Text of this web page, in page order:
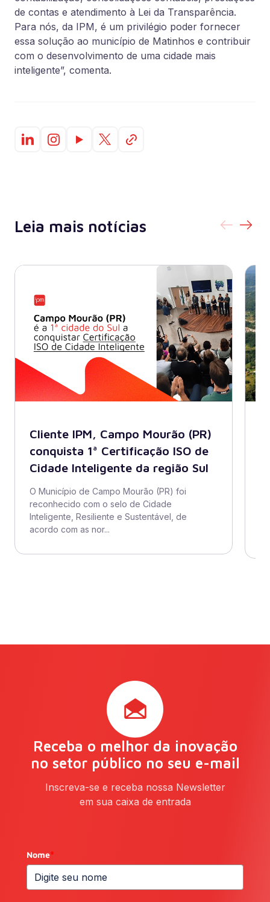
de contas e atendimento à Lei da Transparência.
Para nós, da IPM, é um privilégio poder fornecer
essa solução ao município de Matinhos e contribuir
com o desenvolvimento de uma cidade mais
inteligente”, comenta.
Leia mais notícias
Cliente IPM, Campo Mourão (PR)
conquista 1ª Certificação ISO de
Cidade Inteligente da região Sul
O Município de Campo Mourão (PR) foi
reconhecido com o selo de Cidade
Inteligente, Resiliente e Sustentável, de
acordo com as nor...
Receba o melhor da inovação
no setor público no seu e-mail
Inscreva-se e receba nossa Newsletter
em sua caixa de entrada
Nome*